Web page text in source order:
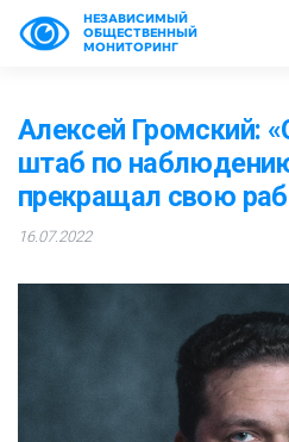
НЕЗАВИСИМЫЙ
ОБЩЕСТВЕННЫЙ
МОНИТОРИНГ
Алексей Громский:
штаб по
прекращал свою
16.07.2022